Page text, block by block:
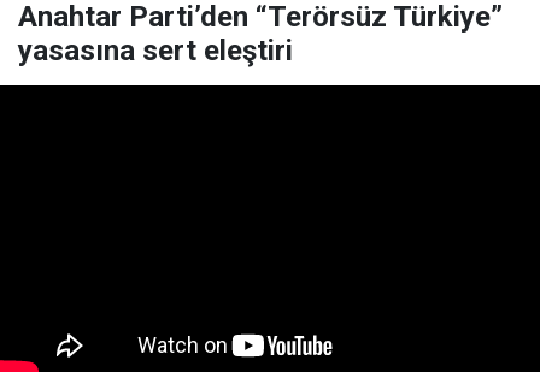
Anahtar Parti’den “Terörsüz Türkiye”
yasasına sert eleştiri